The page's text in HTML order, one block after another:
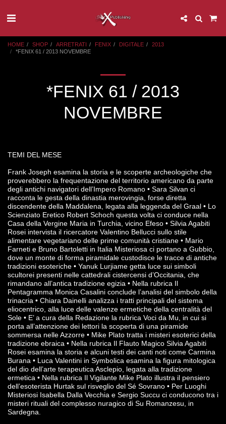
HOME SHOP ARRETRATI FENIX DIGITALE
2013
*FENIX 61 / 2013 NOVEMBRE
*FENIX 61 / 2013
NOVEMBRE
TEMI DEL MESE
Frank Joseph esamina la storia e le scoperte archeologiche che
proverebbero la frequentazione del territorio americano da parte
degli antichi navigatori dell’Impero Romano • Sara Silvan ci
racconta le gesta della dinastia merovingia, forse diretta
discendente della Maddalena, legata alla leggenda del Graal • Lo
Scienziato Eretico Robert Schoch questa volta ci conduce nella
Casa della Vergine Maria in Turchia, vicino Efeso • Silvia Agabiti
Rosei intervista il ricercatore Valentino Bellucci sullo stile
alimentare vegetariano delle prime comunità cristiane • Mario
Farneti e Bruno Bartoletti in Italia Misteriosa ci portano a Gubbio,
dove un monte di forma piramidale custodisce le tracce di antiche
tradizioni esoteriche • Yanuk Lurjiame getta luce sui simboli
scultorei presenti nelle cattedrali cistercensi d’Occitania, che
rimandano all’antica tradizione egizia • Nella rubrica Il
Pentagramma Monica Casalini conclude l’analisi del simbolo della
trinacria • Chiara Dainelli analizza i tratti principali del sistema
eliocentrico, alla luce delle valenze ermetiche della centralità del
Sole • E’ a cura della Redazione la rubrica Voci da Mu, in cui si
porta all’attenzione dei lettori la scoperta di una piramide
sommersa nelle Azzorre • Mike Plato tratta i misteri esoterici della
tradizione ebraica • Nella rubrica Il Flauto Magico Silvia Agabiti
Rosei esamina la storia e alcuni testi dei canti noti come Carmina
Burana • Luca Valentini in Symbolica esamina la figura mitologica
del dio dell’arte terapeutica Asclepio, legata alla tradizione
ermetica • Nella rubrica Il Vigilante Mike Plato illustra il pensiero
dell’esoterista Hurtak sul risveglio del Sé Sovrano • Per Luoghi
Misteriosi Isabella Dalla Vecchia e Sergio Succu ci conducono tra i
misteri rituali del complesso nuragico di Su Romanzesu, in
Sardegna.